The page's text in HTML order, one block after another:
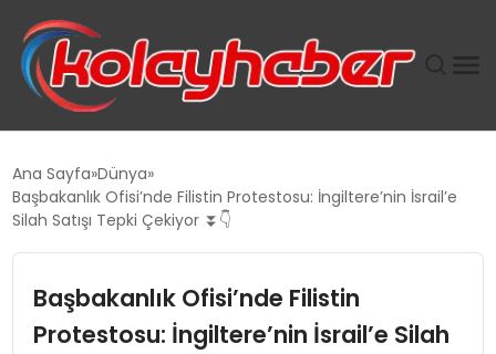
SUWEN’IN İSTIHDAM MODELI EKONOMIDE KADIN
TANYER YAPI ZEMIN MÜHENDISLIĞINDE HEDEF
BÜYÜTTÜ
Ana Sayfa Dünya
Başbakanlık Ofisi’nde Filistin Protestosu: İngiltere’nin İsrail’e
Silah Satışı Tepki Çekiyor ⏬👇
Başbakanlık Ofisi’nde Filistin
Protestosu: İngiltere’nin İsrail’e Silah